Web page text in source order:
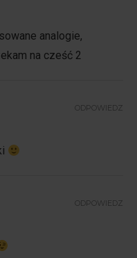
analogie,
na cześć 2
ODPOWIEDZ
ODPOWIEDZ